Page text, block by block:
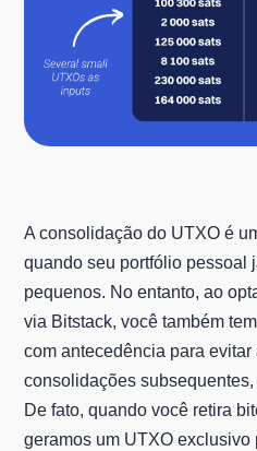
A consolidação do UTXO é
quando seu portfólio pessoal
pequenos. No entanto, ao
via Bitstack, você também
com antecedência para
consolidações
De fato, quando você retira
geramos um UTXO exclusivo